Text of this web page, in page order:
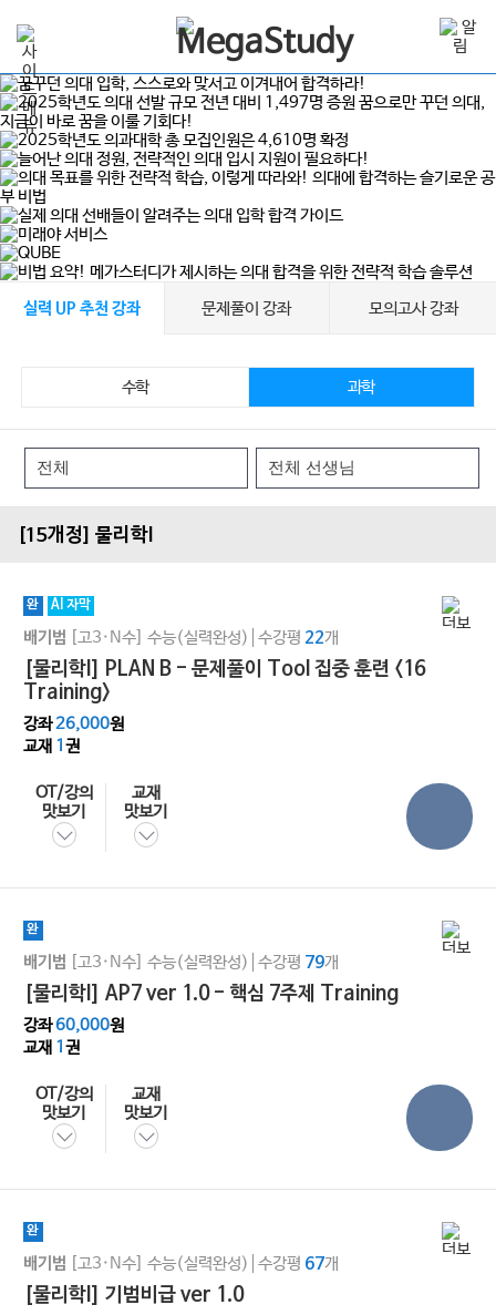
실력 UP 추천 강좌 문제풀이 강좌 모의고사 강좌
수학 과학
[15개정] 물리학l
완 AI 자막
배기범 [고3·N수] 수능(실력완성) 수강평 22개
[물리학I] PLAN B - 문제풀이 Tool 집중 훈련 <16
Training>
강좌26,000원
교재 1 권
OT/강의
맛보기
교재
맛보기
완
배기범 [고3·N수] 수능(실력완성) 수강평 79개
[물리학l] AP7 ver 1.0 - 핵심 7주제 Training
강좌60,000원
교재 1 권
OT/강의
맛보기
교재
맛보기
완
배기범 [고3·N수] 수능(실력완성) 수강평 67개
[물리학l] 기범비급 ver 1.0